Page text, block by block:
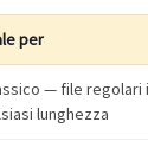
per
— file regolari
lunghezza